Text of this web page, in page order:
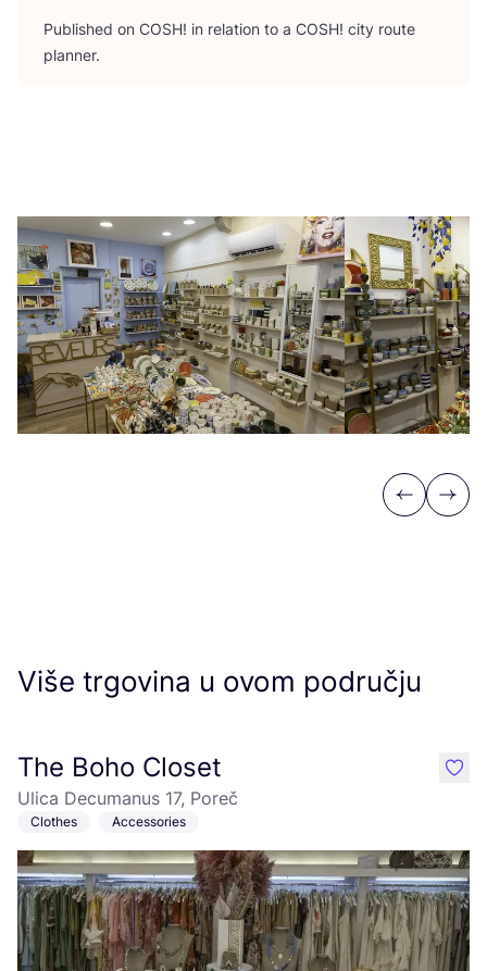
Publi­shed on COSH! in rela­ti­on to a COSH! city route
planner.
Previous
Next
Više trgovina u ovom području
The Boho Closet
Ulica Decumanus 17, Poreč
Clothes Accessories
like